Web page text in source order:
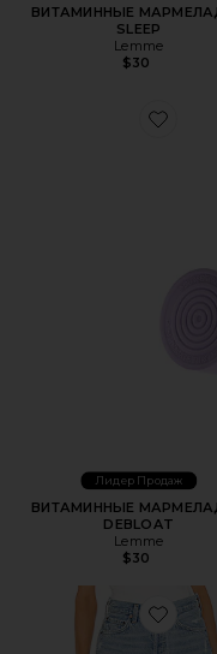
ВИТАМИННЫЕ
SLEEP
Lemme
$30
Лидер Продаж
ВИТАМИННЫЕ
DEBLOAT
Lemme
$30
Favorite